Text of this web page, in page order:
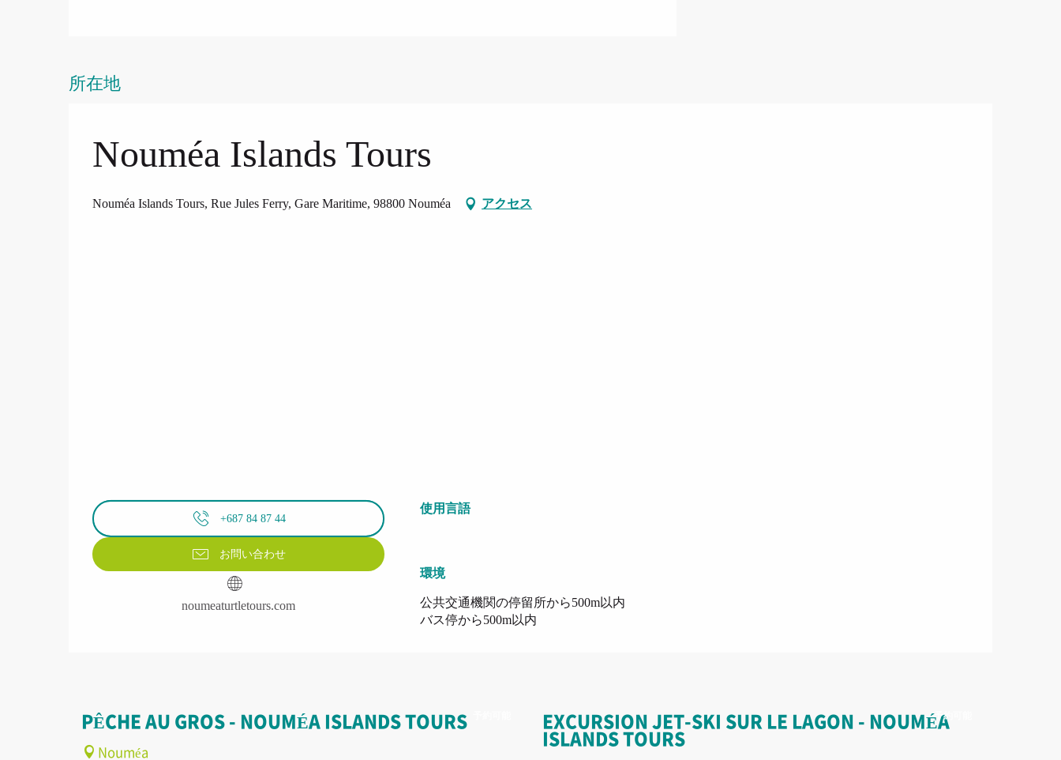
所在地
Nouméa Islands Tours
Nouméa Islands Tours, Rue Jules Ferry, Gare Maritime, 98800 Nouméa アクセス
+687 84 87 44
お問い合わせ
noumeaturtletours.com
使用言語
使用言語
環境
環境
公共交通機関の停留所から500m以内
バス停から500m以内
PÊCHE AU GROS - NOUMÉA ISLANDS TOURS
Nouméa
EXCURSION JET-SKI SUR LE LAGON - NOUMÉA
ISLANDS TOURS
予約可能